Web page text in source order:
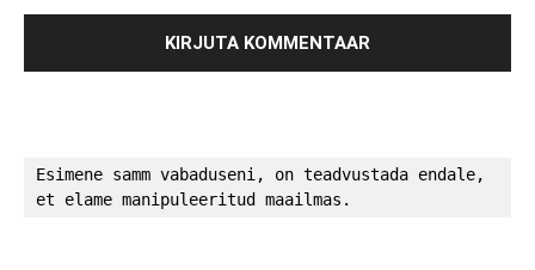
Esimene samm vabaduseni, on teadvustada endale,
et elame manipuleeritud maailmas.